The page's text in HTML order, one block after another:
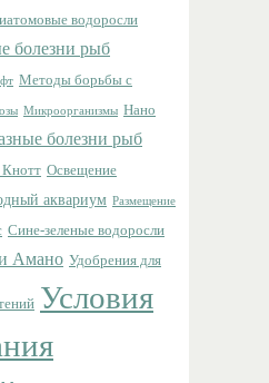
водоросли
болезни рыб
Методы борьбы с
Микроорганизмы Нано
болезни рыб
Освещение
аквариум Размещение
Сине-зеленые водоросли
Амано Удобрения для
Условия